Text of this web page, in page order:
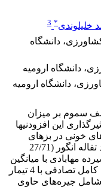
خلیلوندی*
3
دانشگاه
دانشگاه ارومیه
دانشگاه ارومیه
سموم بر میزان
این افزودنی‏ها
خونی در بزهای
شیرده تغذیه‌شده با جیره حاوی مقادیر زیاد تفاله انگور (71/‏27
از 20 رأس بز شیرده مهابادی با میانگین
وزن زنده 5‏±‏50 کیلوگرم در قالب یک طرح کامل تصادفی با 4 تیمار
شامل جیره‌های حاوی